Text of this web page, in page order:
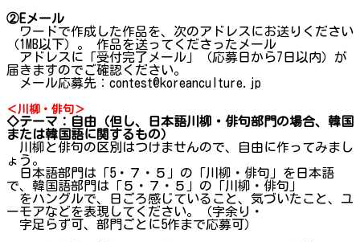
②Eメール
ワードで作成した作品を、次のアドレスにお送りください
（1MB以下）。 作品を送ってくださったメール
アドレスに「受付完了メール」（応募日から7日以内）が
届きますのでご確認ください。
メール応募先： contest@koreanculture.jp
＜川柳・俳句＞
◇テーマ：自由（但し、日本語川柳・俳句部門の場合、韓国
または韓国語に関するもの）
川柳と俳句の区別はつけませんので、自由に作ってみまし
ょう。
日本語部門は「5・７・５」の「川柳・俳句」を日本語
で、韓国語部門は「５・７・５」の「川柳・俳句」
をハングルで、日ごろ感じていること、気づいたこと、ユ
ーモアなどを表現してください。（字余り・
字足らず可、部門ごとに5作まで応募可）